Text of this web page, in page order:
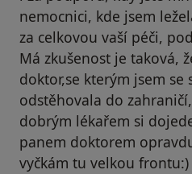
nemocnici, kde jsem
za celkovou vaší péči,
Má zkušenost je taková,
doktor,se kterým jsem se
odstěhovala do
dobrým lékařem si
panem doktorem
vyčkám tu velkou frontu:)